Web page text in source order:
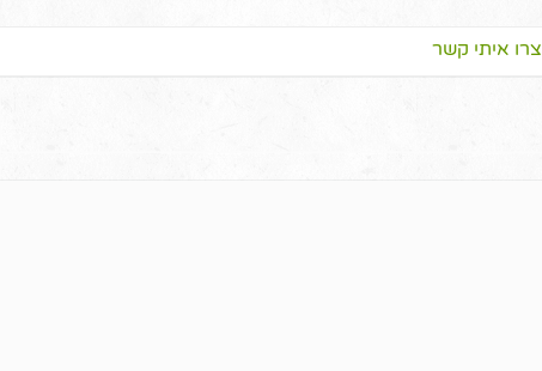
צרו איתי קשר